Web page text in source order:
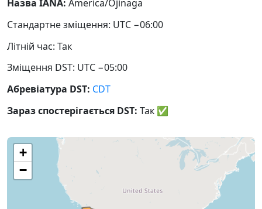
Назва IANA: America/Ojinaga
Стандартне зміщення: UTC −06:00
Літній час: Так
Зміщення DST: UTC −05:00
Абревіатура DST: CDT
Зараз спостерігається DST: Так ✅
+
−